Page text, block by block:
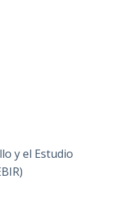
y el Estudio